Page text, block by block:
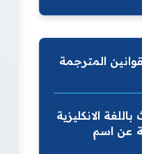
المترجمة
الانكليزية
عن اسم